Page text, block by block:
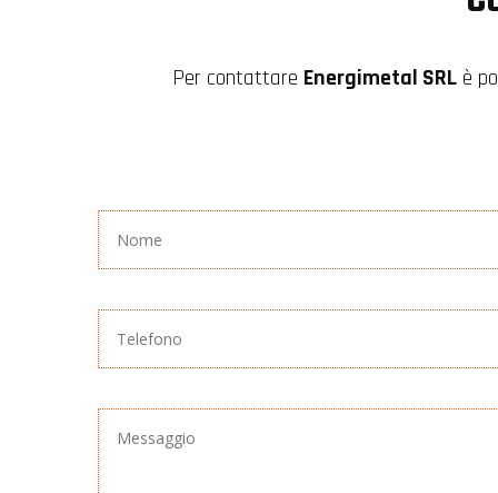
Per contattare Energimetal SRLè